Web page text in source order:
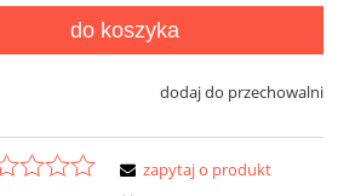
do koszyka
dodaj do przechowalni
zapytaj o produkt